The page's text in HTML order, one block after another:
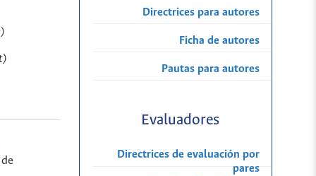
Directrices para autores
Ficha de autores
Pautas para autores
Evaluadores
Directrices de evaluación por
pares